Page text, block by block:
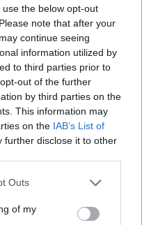
the below opt-out
note that after your
continue seeing
information utilized by
to third parties prior to
out of the further
by third parties on the
This information may
on the IAB’s List of
further disclose it to other
one or more Google
You may click to
Outs
of my
ILYEN